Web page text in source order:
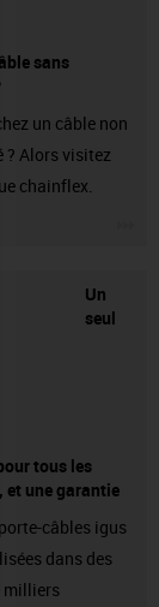
sans
un câble non
Alors visitez
chainflex.
Un
seul
tous les
et une garantie
câbles igus
dans des
milliers